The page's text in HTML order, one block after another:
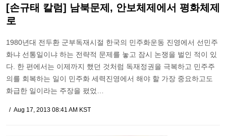
[손규태 칼럼] 남북문제, 안보체제에서 평화체제
로
1980년대 전두환 군부독재시절 한국의 민주화운동 진영에서 선민주
화냐 선통일이냐 하는 전략적 문제를 놓고 잠시 논쟁을 벌인 적이 있
다. 한 편에서는 이제까지 했던 것처럼 독재정권을 극복하고 민주주
의를 회복하는 일이 민주화 세력진영에서 해야 할 가장 중요하고도
화급한 일이라는 주장을 폈었…
Aug 17, 2013 08:41 AM KST